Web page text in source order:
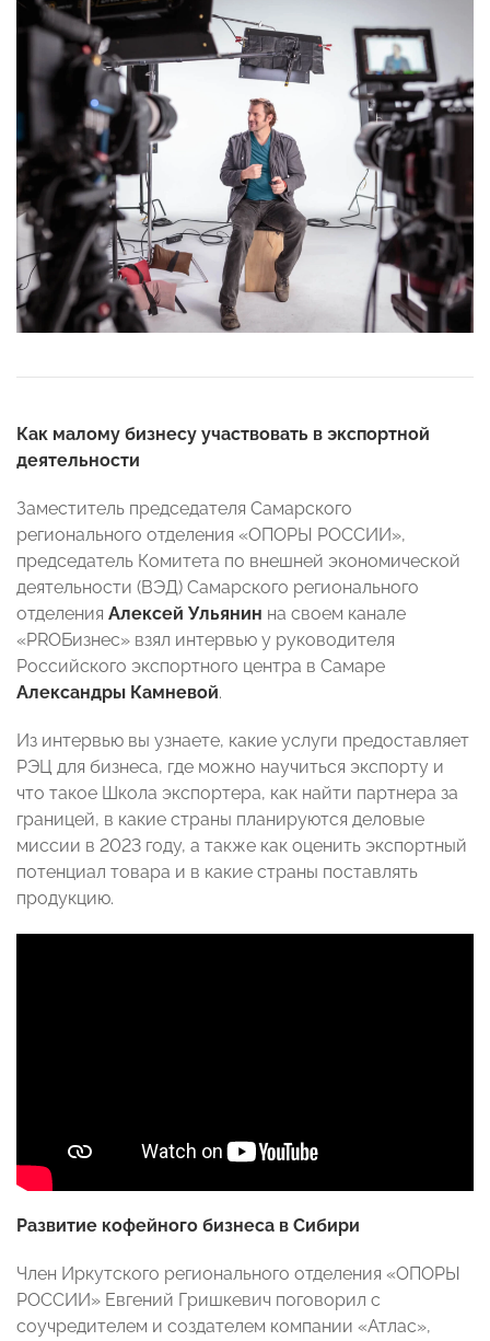
Как малому бизнесу участвовать в экспортной
деятельности
Заместитель председателя Самарского
регионального отделения «ОПОРЫ РОССИИ»,
председатель Комитета по внешней экономической
деятельности (ВЭД) Самарского регионального
отделения Алексей Ульянин на своем канале
«PROБизнес» взял интервью у руководителя
Российского экспортного центра в Самаре
Александры Камневой.
Из интервью вы узнаете, какие услуги предоставляет
РЭЦ для бизнеса, где можно научиться экспорту и
что такое Школа экспортера, как найти партнера за
границей, в какие страны планируются деловые
миссии в 2023 году, а также как оценить экспортный
потенциал товара и в какие страны поставлять
продукцию.
Развитие кофейного бизнеса в Сибири
Член Иркутского регионального отделения «ОПОРЫ
РОССИИ» Евгений Гришкевич поговорил с
соучредителем и создателем компании «Атлас»,